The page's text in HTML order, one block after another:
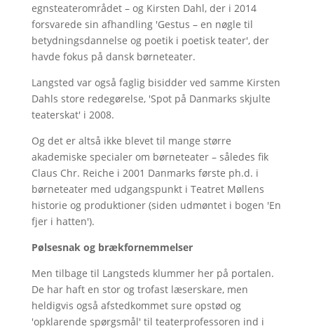
egnsteaterområdet – og Kirsten Dahl, der i 2014
forsvarede sin afhandling 'Gestus – en nøgle til
betydningsdannelse og poetik i poetisk teater', der
havde fokus på dansk børneteater.
Langsted var også faglig bisidder ved samme Kirsten
Dahls store redegørelse, 'Spot på Danmarks skjulte
teaterskat' i 2008.
Og det er altså ikke blevet til mange større
akademiske specialer om børneteater – således fik
Claus Chr. Reiche i 2001 Danmarks første ph.d. i
børneteater med udgangspunkt i Teatret Møllens
historie og produktioner (siden udmøntet i bogen 'En
fjer i hatten').
Pølsesnak og brækfornemmelser
Men tilbage til Langsteds klummer her på portalen.
De har haft en stor og trofast læserskare, men
heldigvis også afstedkommet sure opstød og
'opklarende spørgsmål' til teaterprofessoren ind i